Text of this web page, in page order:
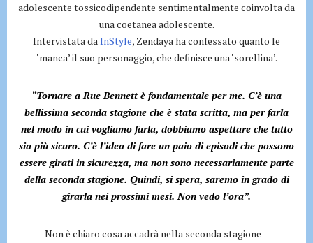
adolescente tossicodipendente sentimentalmente coinvolta da
una coetanea adolescente.
Intervistata daInStyle, Zendaya ha confessato quanto le
‘manca’ il suo personaggio, che definisce una ‘sorellina’.
“Tornare a Rue Bennett è fondamentale per me. C’è una
bellissima seconda stagione che è stata scritta, ma per farla
nel modo in cui vogliamo farla, dobbiamo aspettare che tutto
sia più sicuro. C’è l’idea di fare un paio di episodi che possono
essere girati in sicurezza, ma non sono necessariamente parte
della seconda stagione. Quindi, si spera, saremo in grado di
girarla nei prossimi mesi. Non vedo l’ora”.
Non è chiaro cosa accadrà nella seconda stagione –